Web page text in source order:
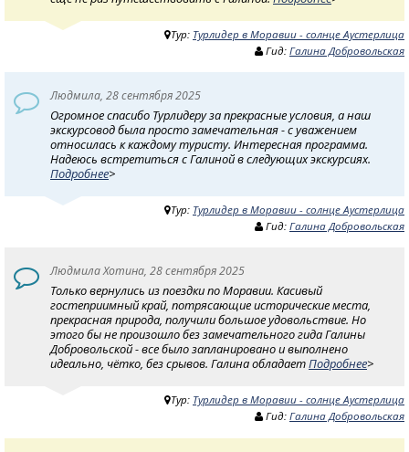
Тур: Турлидер в Моравии - солнце Аустерлица
Гид: Галина Добровольская
Людмила, 28 сентября 2025
Огромное спасибо Турлидеру за прекрасные условия, а наш
экскурсовод была просто замечательная - с уважением
относилась к каждому туристу. Интересная программа.
Надеюсь встретиться с Галиной в следующих экскурсиях.
Подробнее>
Тур: Турлидер в Моравии - солнце Аустерлица
Гид: Галина Добровольская
Людмила Хотина, 28 сентября 2025
Только вернулись из поездки по Моравии. Касивый
гостеприимный край, потрясающие исторические места,
прекрасная природа, получили большое удовольствие. Но
этого бы не произошло без замечательного гида Галины
Добровольской - все было запланировано и выполнено
идеально, чётко, без срывов. Галина обладаетПодробнее>
Тур: Турлидер в Моравии - солнце Аустерлица
Гид: Галина Добровольская